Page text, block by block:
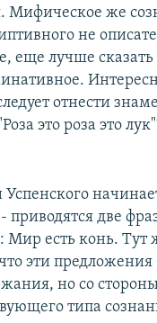
Мифическое же
не
еще лучше
отнести
это роза это
приводятся две
Мир есть конь. Тут
эти предложения
но со
типа